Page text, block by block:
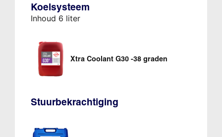
Koelsysteem
Inhoud 6 liter
Xtra Coolant G30 -38 graden
Stuurbekrachtiging